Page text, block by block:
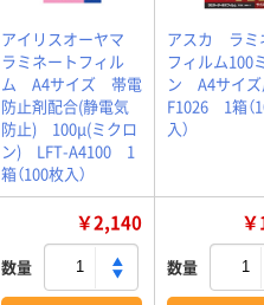
アイリスオーヤマ
ラミネートフィル
ム A4サイズ 帯電
防止剤配合(静電気
防止) 100μ(ミクロ
ン) LFT-A4100 1
箱（100枚入）
アスカ ラミ
フィルム100
ン A4サイ
F1026 1箱（
入）
￥2,140
数量 数量